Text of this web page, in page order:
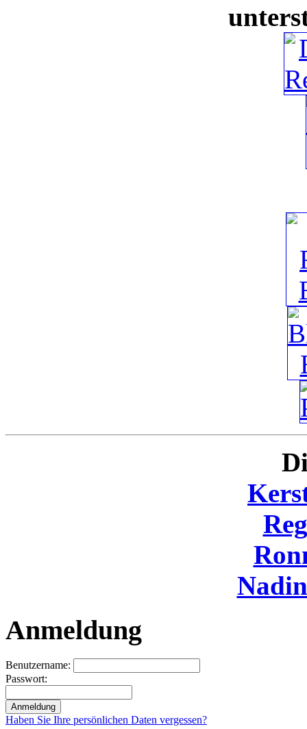
Anmeldung
Benutzername:
Passwort:
Haben Sie Ihre persönlichen Daten vergessen?